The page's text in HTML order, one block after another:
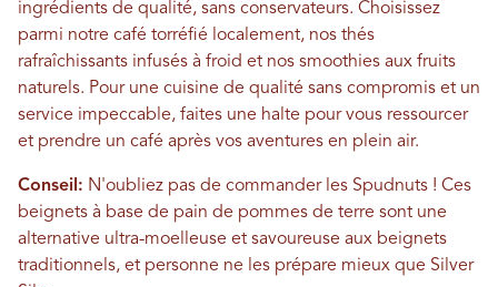
ingrédients de qualité, sans conservateurs. Choisissez
parmi notre café torréfié localement, nos thés
rafraîchissants infusés à froid et nos smoothies aux fruits
naturels. Pour une cuisine de qualité sans compromis et un
service impeccable, faites une halte pour vous ressourcer
et prendre un café après vos aventures en plein air.
Conseil: N'oubliez pas de commander les Spudnuts ! Ces
beignets à base de pain de pommes de terre sont une
alternative ultra-moelleuse et savoureuse aux beignets
traditionnels, et personne ne les prépare mieux que Silver